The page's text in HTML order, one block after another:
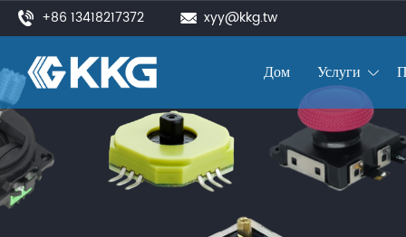
+86 13418217372 xyy@kkg.tw
Дом Услуги